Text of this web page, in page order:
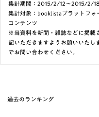
集計期間：2015/2/12～2015/2/
集計対象：booklistaプラットフォ
コンテンツ
※当資料を新聞・雑誌などに掲載
記いただきますようお願いいたし
でお問い合わせください。
過去のランキング